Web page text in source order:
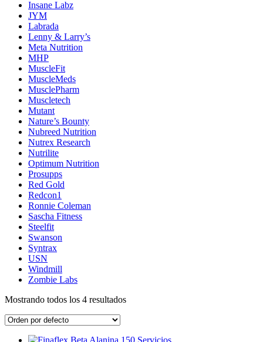
Insane Labz
JYM
Labrada
Lenny & Larry’s
Meta Nutrition
MHP
MuscleFit
MuscleMeds
MusclePharm
Muscletech
Mutant
Nature’s Bounty
Nubreed Nutrition
Nutrex Research
Nutrilite
Optimum Nutrition
Prosupps
Red Gold
Redcon1
Ronnie Coleman
Sascha Fitness
Steelfit
Swanson
Syntrax
USN
Windmill
Zombie Labs
Mostrando todos los 4 resultados